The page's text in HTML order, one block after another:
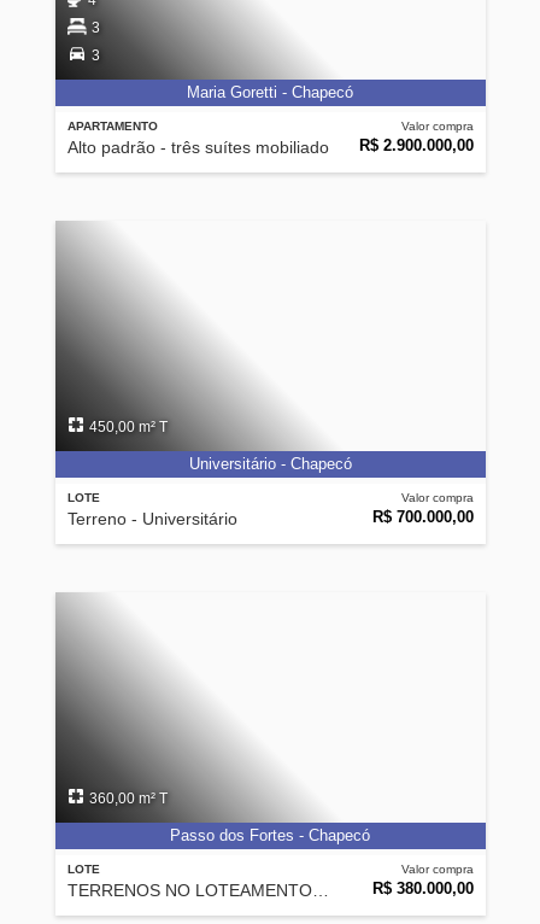
APARTAMENTO
Alto padrão - três suítes mobiliado
Valor compra
R$ 2.900.000,00
3
3
Maria Goretti - Chapecó
LOTE
Terreno - Universitário
Valor compra
R$ 700.000,00
450,00 m² T
Universitário - Chapecó
LOTE
TERRENOS NO LOTEAMENTO WALVILLE III
Valor compra
R$ 380.000,00
360,00 m² T
Passo dos Fortes - Chapecó